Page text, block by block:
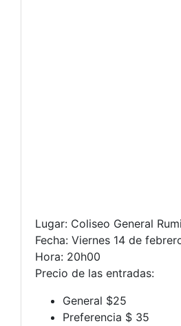
Lugar: Coliseo General
Fecha: Viernes 14 de
Hora: 20h00
Precio de las entradas:
General $25
Preferencia $ 35